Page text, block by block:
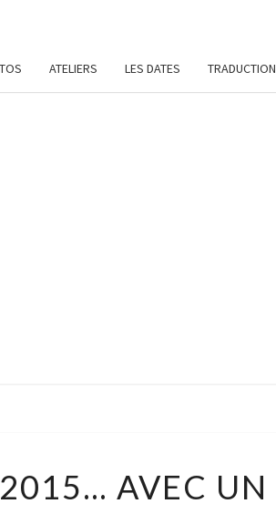
ATELIERS LES DATES TRADUCTION
ROUTE
AVEC UN